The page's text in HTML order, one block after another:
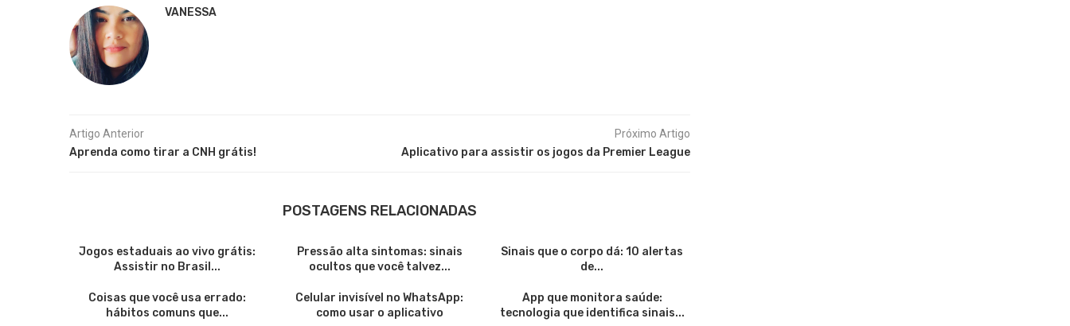
VANESSA
Artigo Anterior
Aprenda como tirar a CNH grátis!
Próximo Artigo
Aplicativo para assistir os jogos da Premier League
POSTAGENS RELACIONADAS
Jogos estaduais ao vivo grátis:
Assistir no Brasil...
Pressão alta sintomas: sinais
ocultos que você talvez...
Sinais que o corpo dá: 10 alertas
de...
Coisas que você usa errado:
hábitos comuns que...
Celular invisível no WhatsApp:
como usar o aplicativo
App que monitora saúde:
tecnologia que identifica sinais...